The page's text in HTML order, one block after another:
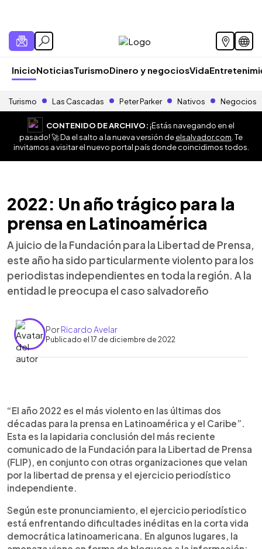
InicioNoticiasTurismoDinero y negociosVida
Turismo Las Cascadas Peter Parker Nativos Negocios
CONTENIDO DE ARCHIVO:¡Estás navegando en el
pasado! 🚀 Da el salto a la nueva versión deelsalvador.com . Te
invitamos a visitar el nuevo portal país donde coincidimos todos.
2022: Un año trágico para la
prensa en Latinoamérica
A juicio de la Fundación para la Libertad de Prensa,
este año ha sido particularmente violento para los
periodistas independientes en toda la región. A la
entidad le preocupa el caso salvadoreño
PorRicardo Avelar
Publicado el 17 de diciembre de 2022
► Escuchar artículo
“El año 2022 es el más violento en las últimas dos
décadas para la prensa en Latinoamérica y el Caribe”.
Esta es la lapidaria conclusión del más reciente
comunicado de la Fundación para la Libertad de Prensa
(FLIP), en conjunto con otras organizaciones que velan
por la libertad de prensa y el ejercicio periodístico
independiente.
Según este pronunciamiento, el ejercicio periodístico
está enfrentando dificultades inéditas en la corta vida
democrática latinoamericana. En algunos lugares, la